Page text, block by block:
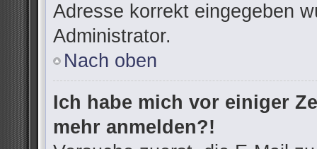
Adresse korrekt eingegeben
Administrator.
Nach oben
Ich habe mich vor einiger
mehr anmelden?!